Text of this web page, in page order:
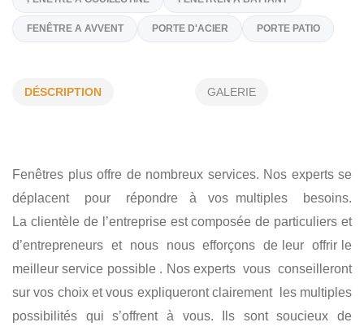
claude.osborne@fenetresplusoutaouais.com
http://fenetresplusoutaouais.com
Spécialités
FENÊTRE A AVVENT PORTE D'ACIER PORTE PATIO
DÉSCRIPTION GALERIE
Fenêtres plus offre de nombreux services. Nos experts se
déplacent pour répondre à vos multiples besoins.
La clientèle de l’entreprise est composée de particuliers et
d’entrepreneurs et nous nous efforçons de leur offrir le
meilleur service possible . Nos experts vous conseilleront
sur vos choix et vous expliqueront clairement les multiples
possibilités qui s’offrent à vous. Ils sont soucieux de